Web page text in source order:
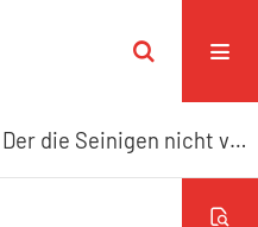
Der die Seinigen nicht verlassende noch versäumende Gott/ Ward nach ansehnlicher Beerdigung Des ... Herrn Christoph Jacob Möllings, Pastoris bey der ... Dom-Kirche in Bremen/ In einer Rede an die Leich-Begleiter erst den 23. Octobr. 1732 mündlich/ Nachgehends aber ... auch schrifftlich ... vorgestellet